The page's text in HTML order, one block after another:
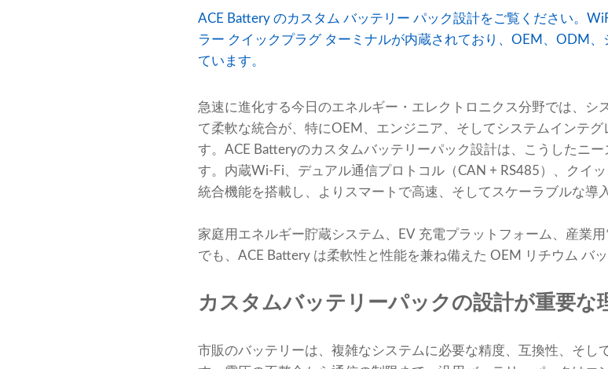
ACE Battery のカスタム バッテリー パック設計をご覧ください。
ラー クイックプラグ ターミナルが内蔵されており、OEM、ODM
ています。
急速に進化する今日のエネルギー・エレクトロニクス分野では、シ
て柔軟な統合が、特にOEM、エンジニア、そしてシステムインテ
す。ACE Batteryのカスタムバッテリーパック設計は、こうしたニ
す。内蔵Wi-Fi、デュアル通信プロトコル（CAN + RS485）、クイ
統合機能を搭載し、よりスマートで高速、そしてスケーラブルな導
家庭用エネルギー貯蔵システム、EV 充電プラットフォーム、産業
でも、ACE Battery は柔軟性と性能を兼ね備えた OEM リチウム バ
カスタムバッテリーパックの設計が重要な
市販のバッテリーは、複雑なシステムに必要な精度、互換性、そし